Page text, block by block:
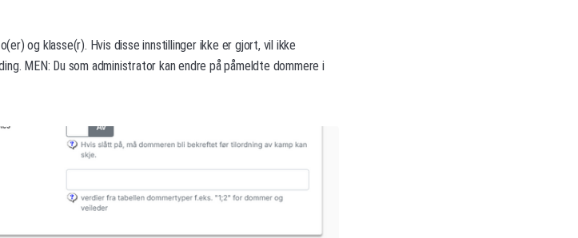
og klasse(r). Hvis disse innstillinger ikke er gjort, vil ikke
MEN: Du som administrator kan endre på påmeldte dommere i